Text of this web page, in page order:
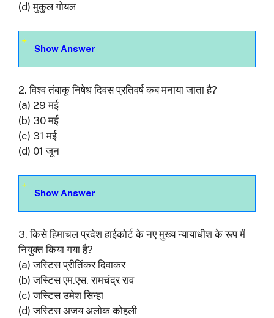
(d) मुकुल गोयल
Show Answer
2. विश्व तंबाकू निषेध दिवस प्रतिवर्ष कब मनाया जाता है?
(a) 29 मई
(b) 30 मई
(c) 31 मई
(d) 01 जून
Show Answer
3. किसे हिमाचल प्रदेश हाईकोर्ट के नए मुख्य न्यायाधीश के रूप में
नियुक्त किया गया है?
(a) जस्टिस प्रीतिंकर दिवाकर
(b) जस्टिस एम.एस. रामचंद्र राव
(c) जस्टिस उमेश सिन्हा
(d) जस्टिस अजय अलोक कोहली